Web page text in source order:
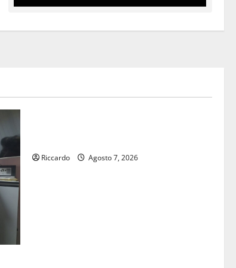
Riccardo Agosto 7, 2026